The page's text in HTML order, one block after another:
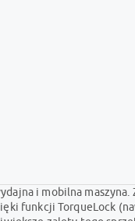
i mobilna maszyna.
funkcji TorqueLock